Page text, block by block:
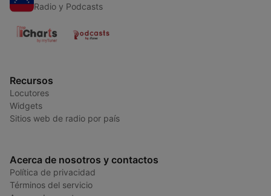
Radio y Podcasts
Recursos
Locutores
Widgets
Sitios web de radio por país
Acerca de nosotros y contactos
Política de privacidad
Términos del servicio